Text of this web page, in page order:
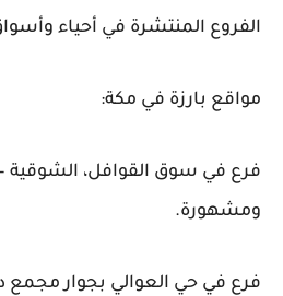
الفروع المنتشرة في أحياء
مواقع بارزة في مكة:
فرع في سوق القوافل، الشوقية
ومشهورة.
فرع في حي العوالي بجوار مجمع